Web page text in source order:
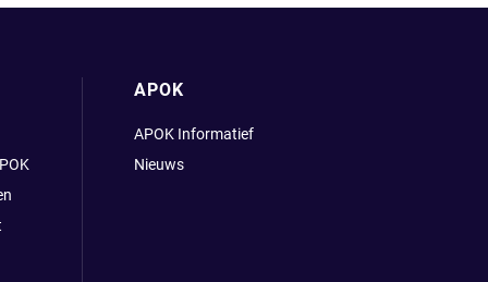
APOK
APOK Informatief
Nieuws